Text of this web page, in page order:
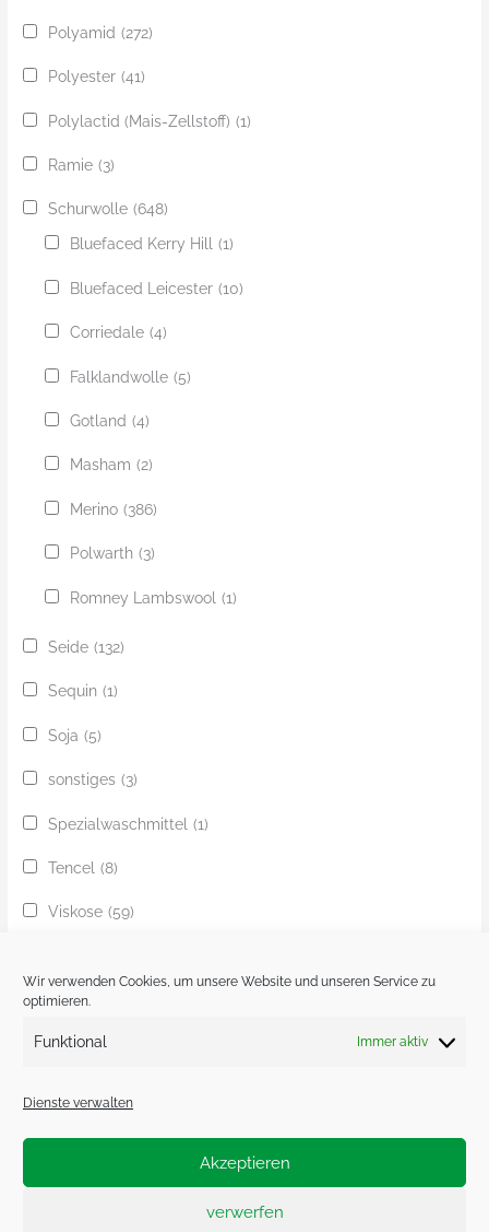
Wir verwenden Cookies, um unsere Website und unseren Service zu
optimieren.
Funktional Immer aktiv
Dienste verwalten
Akzeptieren
verwerfen
Polyamid (272)
Polyester (41)
Polylactid (Mais-Zellstoff) (1)
Ramie (3)
Schurwolle (648)
Bluefaced Kerry Hill (1)
Bluefaced Leicester (10)
Corriedale (4)
Falklandwolle (5)
Gotland (4)
Masham (2)
Merino (386)
Polwarth (3)
Romney Lambswool (1)
Seide (132)
Sequin (1)
Soja (5)
sonstiges (3)
Spezialwaschmittel (1)
Tencel (8)
Viskose (59)
Ziege
Zobel (1)